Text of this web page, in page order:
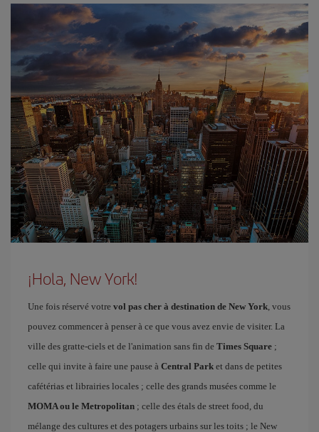
¡Hola, New York!
Une fois réservé votre vol pas cher à destination de New York, vous
pouvez commencer à penser à ce que vous avez envie de visiter. La
ville des gratte-ciels et de l'animation sans fin de Times Square ;
celle qui invite à faire une pause à Central Park et dans de petites
cafétérias et librairies locales ; celle des grands musées comme le
MOMA ou le Metropolitan ; celle des étals de street food, du
mélange des cultures et des potagers urbains sur les toits ; le New